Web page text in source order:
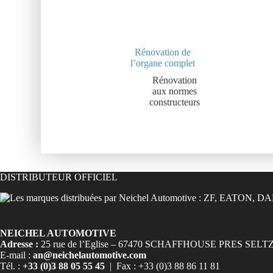
Rénovation de
l’organe complet
Rénovation
aux normes
constructeurs
DISTRIBUTEUR OFFICIEL
NEICHEL AUTOMOTIVE
Adresse : 25 rue de l’Eglise – 67470 SCHAFFHOUSE PRES
E-mail : an@neichelautomotive.com
Tél. : +33 (0)3 88 05 55 45 | Fax : +33 (0)3 88 86 11 81